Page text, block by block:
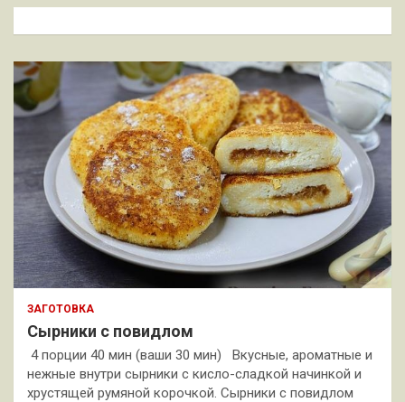
к
ЗАГОТОВКА
Сырники с повидлом
4 порции 40 мин (ваши 30 мин) Вкусные, ароматные и
нежные внутри сырники с кисло-сладкой начинкой и
хрустящей румяной корочкой. Сырники с повидлом